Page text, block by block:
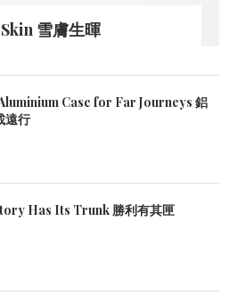
雪膚生暉
Case for Far Journeys 鋁
遠行
Has Its Trunk 勝利有其匣